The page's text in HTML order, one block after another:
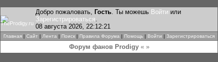
Добро пожаловать, Гость. Ты можешь Войти или
Зарегистрироваться.
08 августа 2026, 22:12:21
Главная | Сайт | Лента | Поиск | Правила Форума | Помощь | Войти | Зарегистрироваться
Форум фанов Prodigy« »